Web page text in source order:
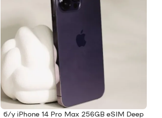
ЧИТАТИ ДАЛІ
б/у iPhone 14 Pro Max 256GB eSIM Deep